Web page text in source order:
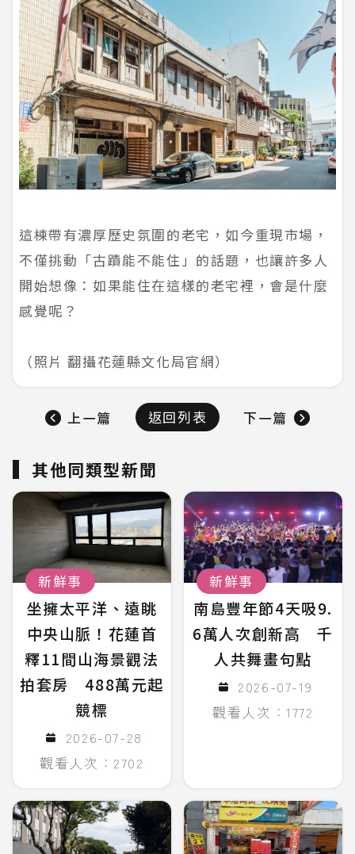
這棟帶有濃厚歷史氛圍的老宅，如今重現市場，
不僅挑動「古蹟能不能住」的話題，也讓許多人
開始想像：如果能住在這樣的老宅裡，會是什麼
感覺呢？
（照片 翻攝花蓮縣文化局官網）
上一篇 返回列表 下一篇
其他同類型新聞
新鮮事
坐擁太平洋、遠眺
中央山脈！花蓮首
釋11間山海景觀法
拍套房 488萬元起
競標
2026-07-28
觀看人次：2702
新鮮事
南島豐年節4天吸9.
6萬人次創新高 千
人共舞畫句點
2026-07-19
觀看人次：1772